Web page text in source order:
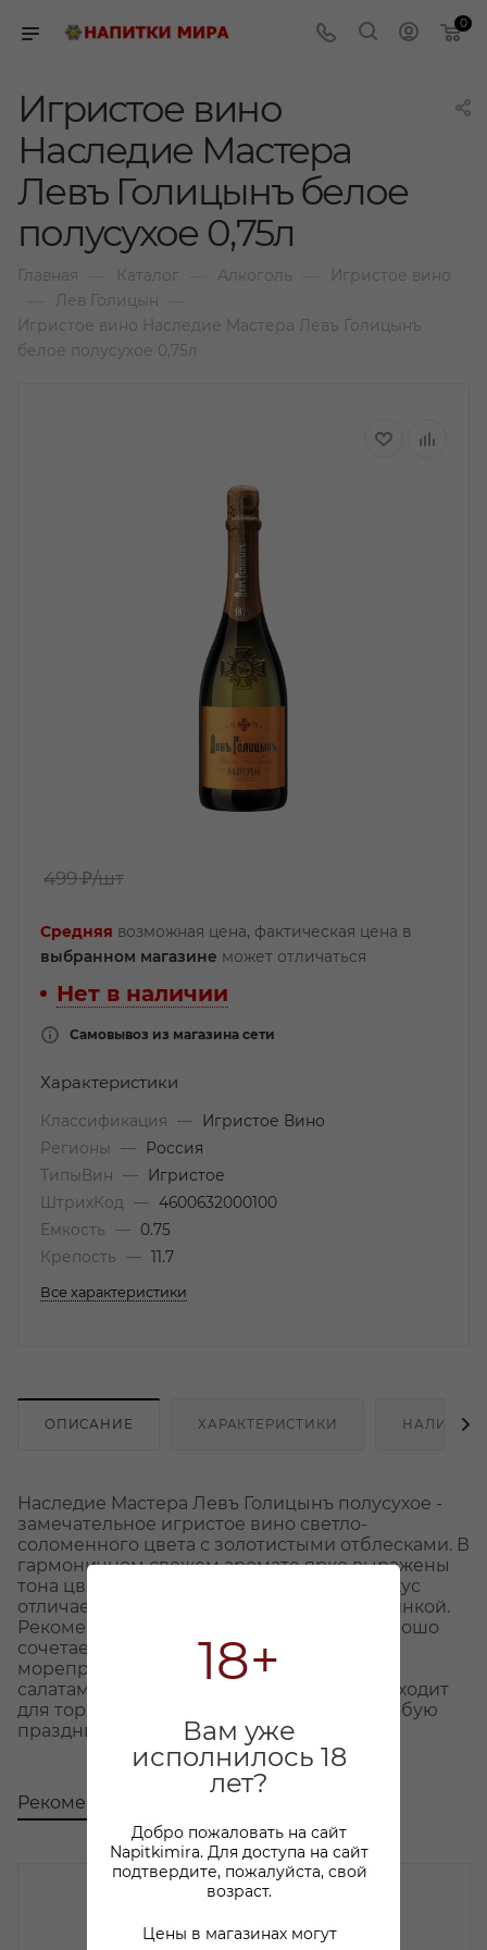
18+
Вам уже
исполнилось 18
лет?
Добро пожаловать на сайт
Napitkimira. Для доступа на сайт
подтвердите, пожалуйста, свой
возраст.
Цены в магазинах могут
0
Игристое вино
Наследие Мастера
Левъ Голицынъ белое
полусухое 0,75л
Главная Каталог Алкоголь Игристое вино
Лев Голицын
Игристое вино Наследие Мастера Левъ Голицынъ
белое полусухое 0,75л
499 ₽/шт
Средняя возможная цена, фактическая цена в
выбранном магазине может отличаться
Нет в наличии
Самовывоз из магазина сети
Характеристики
Классификация —
Игристое Вино
Регионы
—
Россия
ТипыВин
—
Игристое
ШтрихКод
— 4600632000100
Емкость
—
0.75
Крепость
— 11.7
Все характеристики
ОПИСАНИЕ ХАРАКТЕРИСТИКИ НАЛИЧИЕ
Наследие Мастера Левъ Голицынъ полусухое -
замечательное игристое вино светло-
соломенного цвета с золотистыми отблесками. В
гармоничном свежем аромате ярко выражены
тона цветов винограда. Многослойный вкус
отличается характерной пикантной горчинкой.
Рекомендуется в качестве аперитива, хорошо
сочетается с блюдами из рыбы,
морепродуктами, фруктами, закусками и
салатами. Это игристое вино отлично подходит
для торжественных случаев, создавая особую
праздничную атмосферу.
Рекомендуем